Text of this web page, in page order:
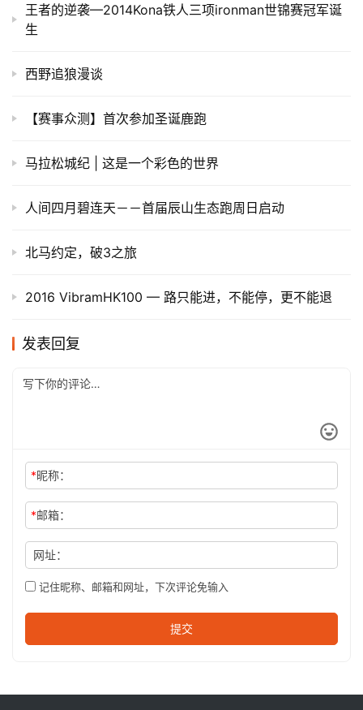
​王者的逆袭—2014Kona铁人三项ironman世锦赛冠军诞
生
西野追狼漫谈
【赛事众测】首次参加圣诞鹿跑
马拉松城纪 | 这是一个彩色的世界
人间四月碧连天－－首届辰山生态跑周日启动
北马约定，破3之旅
2016 VibramHK100 — 路只能进，不能停，更不能退
发表回复
*昵称：
*邮箱：
网址：
记住昵称、邮箱和网址，下次评论免输入
提交